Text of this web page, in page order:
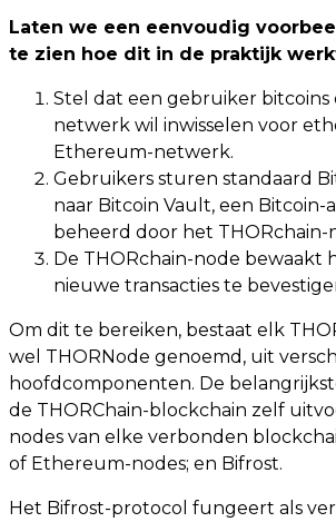
Laten we een eenvoudig
te zien hoe dit in de praktijk
Stel dat een gebruiker bitcoins
netwerk wil inwisselen voor
Ethereum-netwerk.
Gebruikers sturen standaard
naar Bitcoin Vault, een Bitcoin-
beheerd door het THORchain-
De THORchain-node bewaakt
nieuwe transacties te
Om dit te bereiken, bestaat elk
wel THORNode genoemd, uit
hoofdcomponenten. De
de THORChain-blockchain zelf
nodes van elke verbonden
of Ethereum-nodes; en Bifrost.
Het Bifrost-protocol fungeert als